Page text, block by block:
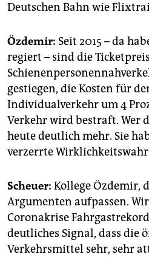
Deutschen Bahn wie
Özdemir: Seit 2015 – da
regiert – sind die
gestiegen, die Kosten für
Individualverkehr um 4
Verkehr wird bestraft. Wer
heute deutlich mehr. Sie
verzerrte
Scheuer: Kollege Özdemir,
Argumenten aufpassen.
Coronakrise
deutliches Signal, dass die
Verkehrsmittel sehr, sehr